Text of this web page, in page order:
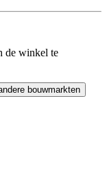
de winkel te
bouwmarkten